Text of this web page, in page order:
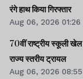
रंगे हाथ किया गिरफ्तार
Aug 06, 2026 01:26
70वीं राष्ट्रीय स्कूली
राज्य स्तरीय ट्रायल
Aug 06, 2026